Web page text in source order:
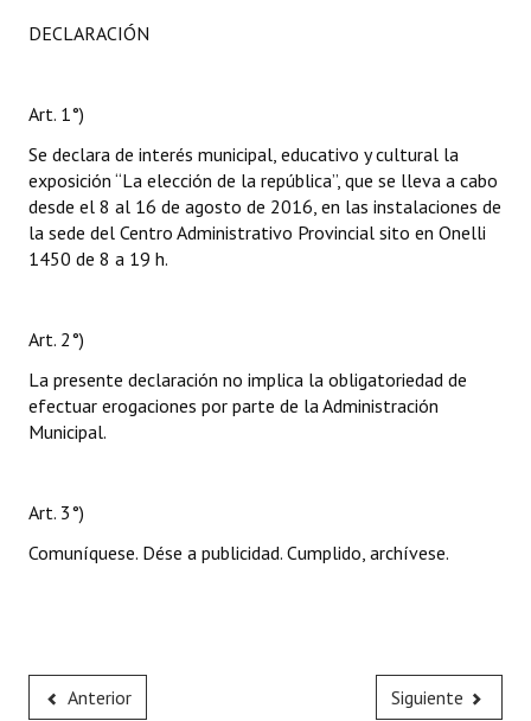
DECLARACIÓN
Art. 1°)
Se declara de interés municipal, educativo y cultural la
exposición “La elección de la república”, que se lleva a cabo
desde el 8 al 16 de agosto de 2016, en las instalaciones de
la sede del Centro Administrativo Provincial sito en Onelli
1450 de 8 a 19 h.
Art. 2°)
La presente declaración no implica la obligatoriedad de
efectuar erogaciones por parte de la Administración
Municipal.
Art. 3°)
Comuníquese. Dése a publicidad. Cumplido, archívese.
Anterior Siguiente